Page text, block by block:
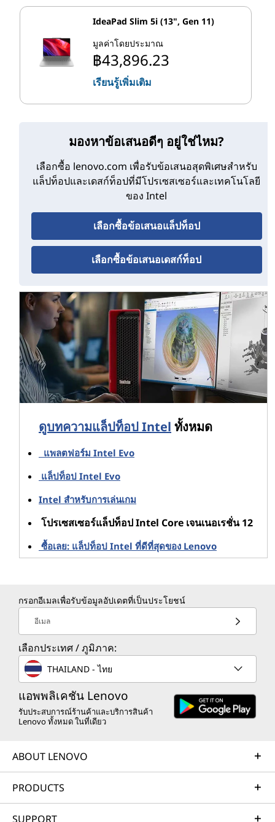
แต่ละชุดได้รับการออกแบบให้ทํางานได้ดีที่สุดในแล็ปท็อปที่
แตกต่างกัน U Series เหมาะอย่างยิ่งสําหรับรุ่นที่บางมาก P
Series มอบประสิทธิภาพพิเศษสําหรับเวิร์กสเตชันเคลื่อนที่น้ํา
หนักเบา ในขณะที่ H Series ขับเคลื่อนเวิร์กสเตชันเคลื่อนที่
ขั้นสูงและแล็ปท็อปสําหรับเล่นเกม
และด้วยการเปิดตัวโปรเซสเซอร์ 12th Gen Core สําหรับ
"ประสิทธิภาพระดับเดสก์ท็อป" ดังนั้นจึงเหมาะสําหรับผู้ใช้
ระดับสูงและนักเล่นเกมที่มีการแข่งขันสูงซึ่งจนถึงขณะนี้ได้
พึ่งพาหอคอยและพีซีขนาดใหญ่อื่น ๆ
โปรเซสเซอร์ HX Series ดีแค่ไหน? ในการประกาศรุ่นที่ 12
Intel ประกาศว่าชิป HX Series มอบประสิทธิภาพที่ดีขึ้น 64%
สําหรับปริมาณงานแบบมัลติเธรด2 เมื่อเทียบกับชิป Intel ที่
เทียบเคียงได้ก่อนหน้านี้ นั่นเป็นการก้าวกระโดดครั้งใหญ่
ของ Intel และปลดล็อคได้ทันทีจากกล่อง ในความเป็นจริง
Intel กล่าวว่า HX Series เป็นซีพียูตระกูลแรกของ
อุตสาหกรรมพีซีที่ทุกรุ่นถูกปลดล็อคและโอเวอร์คล็อกได้
โปรเซสเซอร์มือถือ Intel Core เจนเนอเรชั่น
12 — คุณสมบัติเพิ่มเติม
™ เจนเนอเรชั่น 12 นั้นเหนือกว่าการเปิดตัว HX Series ซีพียู
12 th Gen Core ทั้งหมดของ Intel กําลังดึงดูดความสนใจ:
ชิป Gen H Series
ดับไฮเอนด์มีมากถึง 14 คอร์—เพิ่มกราฟิกแยกสําหรับ
งานวิดีโอระดับมืออาชีพหรือการเล่นเกม
แล็ปท็อปที่บางที่สุดได้ถึง 10 คอร์ ทําให้เหมาะสําหรับ
การทํางานขณะเดินทาง (หรือสนุก)
โปรเซสเซอร์ Gen P Seriesรุ่นที่ 12 มอบสิ่งที่ดีที่สุด
นอกจากนี้โปรเซสเซอร์เหล่านี้ยังมีคุณสมบัติที่ขยายไปไกลกว่า
สถาปัตยกรรมไฮบริดที่เป็นนวัตกรรมใหม่ ไฮไลท์รวมถึง:
แกนและเธรด:รับสูงสุด 16 คอร์ (8 P-core และ 8 E-
core) และ 24 เธรดเพื่อประสิทธิภาพเมื่อคุณต้องการ
แบนด์วิดท์:
ซึ่งเป็นเลนล่าสุดที่มีให้ใช้งานเมื่อเปิดตัว เพื่อการถ่าย
โอนไฟล์ขนาดใหญ่ที่รวดเร็ว
พลาด (ECC)
WiFi ความเร็วสูง:พร้อมใช้งานกับ Intel® WiFi 6/6E
(Gig+),3 ให้ช่องสัญญาณความเร็วสูงมากขึ้นและเวลา
แฝงที่ต่ํากว่า
IdeaPad Slim 5i (13", Gen 11)
มูลค่าโดยประมาณ
฿43,896.23
เรียนรู้เพิ่มเติม
มองหาข้อเสนอดีๆ อยู่ใช่ไหม?
เลือกซื้อ lenovo.com เพื่อรับข้อเสนอสุดพิเศษสําหรับ
แล็ปท็อปและเดสก์ท็อปที่มีโปรเซสเซอร์และเทคโนโลยี
ของ Intel
เลือกซื้อข้อเสนอแล็ปท็อป
เลือกซื้อข้อเสนอเดสก์ท็อป
ดูบทความแล็ปท็อป Intel ทั้งหมด
แพลตฟอร์ม Intel Evo
แล็ปท็อป Intel Evo
Intel สําหรับการเล่นเกม
โปรเซสเซอร์แล็ปท็อป Intel Core เจนเนอเรชั่น 12
ซื้อเลย: แล็ปท็อป Intel ที่ดีที่สุดของ Lenovo
กรอกอีเมลเพื่อรับข้อมูลอัปเดตที่เป็นประโยชน์
อีเมล
เลือกประเทศ / ภูมิภาค:
THAILAND - ไทย
แอพพลิเคชัน Lenovo
รับประสบการณ์ร้านค้าและบริการสินค้า
Lenovo ทั้งหมด ในที่เดียว
ABOUT LENOVO
PRODUCTS
SUPPORT